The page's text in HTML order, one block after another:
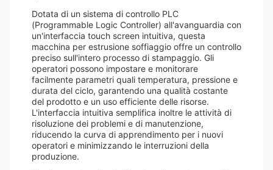
Dotata di un sistema di controllo PLC
(Programmable Logic Controller) all'avanguardia con
un'interfaccia touch screen intuitiva, questa
macchina per estrusione soffiaggio offre un controllo
preciso sull'intero processo di stampaggio. Gli
operatori possono impostare e monitorare
facilmente parametri quali temperatura, pressione e
durata del ciclo, garantendo una qualità costante
del prodotto e un uso efficiente delle risorse.
L'interfaccia intuitiva semplifica inoltre le attività di
risoluzione dei problemi e di manutenzione,
riducendo la curva di apprendimento per i nuovi
operatori e minimizzando le interruzioni della
produzione.